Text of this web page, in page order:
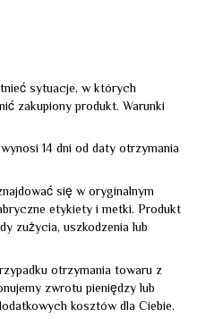
sytuacje, w których
zakupiony produkt. Warunki
14 dni od daty otrzymania
się w oryginalnym
etykiety i metki. Produkt
zużycia, uszkodzenia lub
otrzymania towaru z
zwrotu pieniędzy lub
kosztów dla Ciebie.